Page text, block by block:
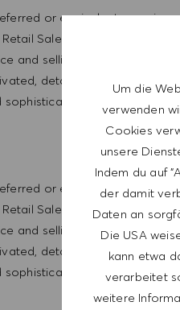
Um die
verwenden
Cookies
unsere
Indem du auf
der damit
Daten an
Die USA
kann etwa
verarbeitet
weitere
or equivalent
Sales experience
and selling experience
detail -orientated,
consistent with
or equivalent experience
Sales experience
and selling experience
detail -orientated,
consistent with